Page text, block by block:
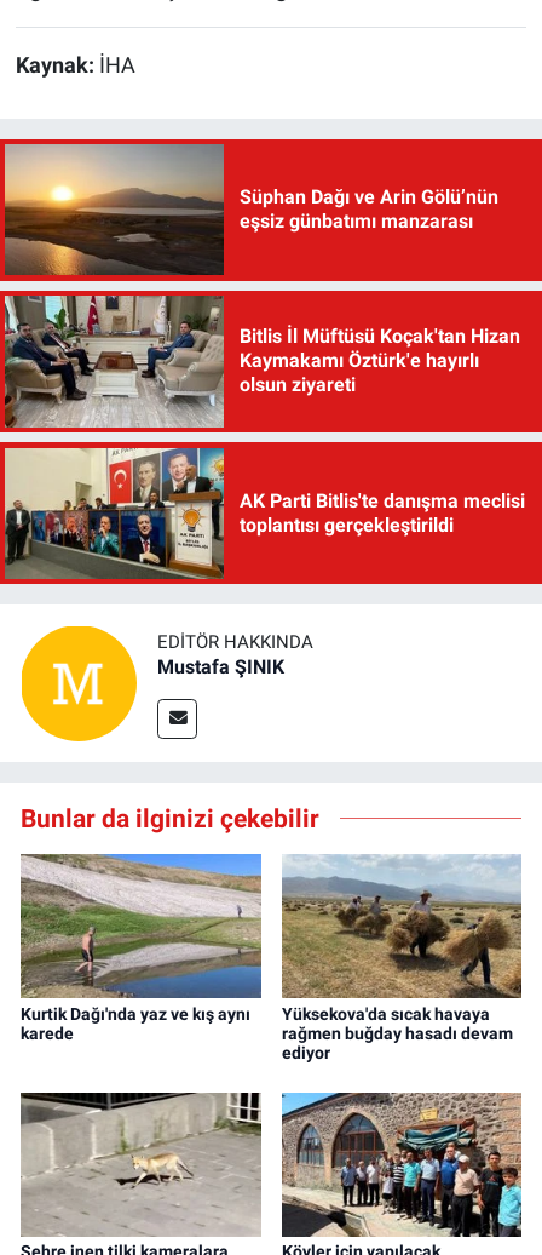
Kaynak: İHA
Süphan Dağı ve Arin Gölü’nün
eşsiz günbatımı manzarası
Bitlis İl Müftüsü Koçak'tan Hizan
Kaymakamı Öztürk'e hayırlı
olsun ziyareti
AK Parti Bitlis'te danışma meclisi
toplantısı gerçekleştirildi
EDITÖR HAKKINDA
Mustafa ŞINIK
Bunlar da ilginizi çekebilir
Kurtik Dağı'nda yaz ve kış aynı
karede
Yüksekova'da sıcak havaya
rağmen buğday hasadı devam
ediyor